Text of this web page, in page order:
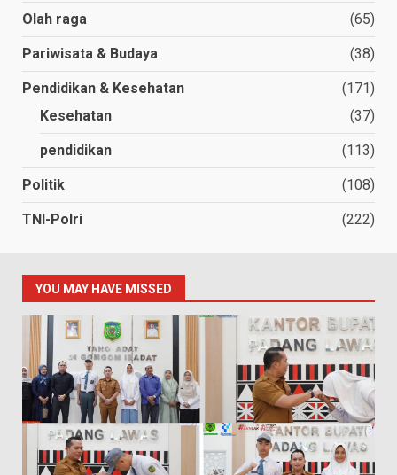
Olah raga (65)
Pariwisata & Budaya (38)
Pendidikan & Kesehatan
(171)
Kesehatan
(37)
pendidikan (113)
Politik (108)
TNI-Polri (222)
YOU MAY HAVE MISSED